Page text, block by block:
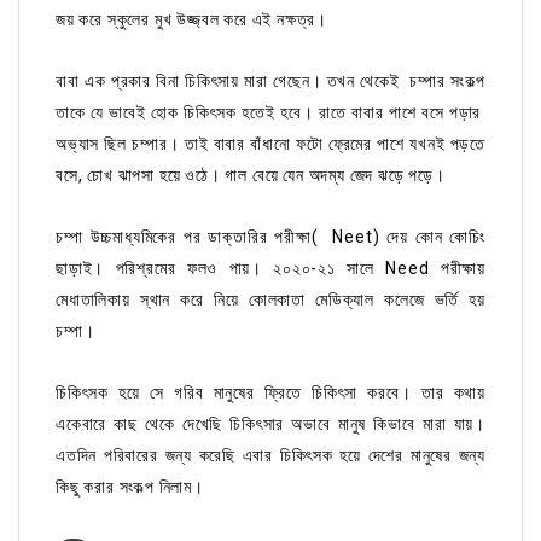
জয় করে স্কুলের মুখ উজ্জ্বল করে এই নক্ষত্র।
বাবা এক প্রকার বিনা চিকিৎসায় মারা গেছেন। তখন থেকেই চম্পার সংকল্প
তাকে যে ভাবেই হোক চিকিৎসক হতেই হবে। রাতে বাবার পাশে বসে পড়ার
অভ্যাস ছিল চম্পার। তাই বাবার বাঁধানো ফটো ফ্রেমের পাশে যখনই পড়তে
বসে, চোখ ঝাপসা হয়ে ওঠে। গাল বেয়ে যেন অদম্য জেদ ঝড়ে পড়ে।
চম্পা উচ্চমাধ্যমিকের পর ডাক্তারির পরীক্ষা( Neet) দেয় কোন কোচিং
ছাড়াই। পরিশ্রমের ফলও পায়। ২০২০-২১ সালে Need পরীক্ষায়
মেধাতালিকায় স্থান করে নিয়ে কোলকাতা মেডিক্যাল কলেজে ভর্তি হয়
চম্পা।
চিকিৎসক হয়ে সে গরিব মানুষের ফ্রিতে চিকিৎসা করবে। তার কথায়
একেবারে কাছ থেকে দেখেছি চিকিৎসার অভাবে মানুষ কিভাবে মারা যায়।
এতদিন পরিবারের জন্য করেছি এবার চিকিৎসক হয়ে দেশের মানুষের জন্য
কিছু করার সংকল্প নিলাম।